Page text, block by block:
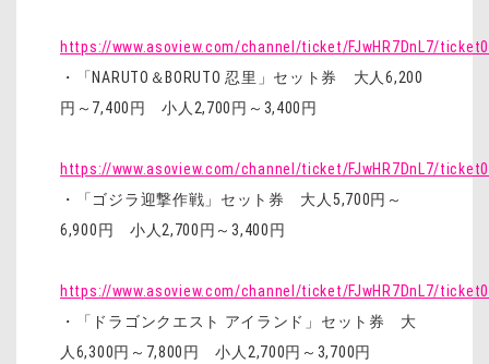
https://www.asoview.com/channel/ticket/FJwHR7DnL7/
・「NARUTO＆BORUTO 忍里」セット券 大人6,200
円～7,400円 小人2,700円～3,400円
https://www.asoview.com/channel/ticket/FJwHR7DnL7/
・「ゴジラ迎撃作戦」セット券 大人5,700円～
6,900円 小人2,700円～3,400円
https://www.asoview.com/channel/ticket/FJwHR7DnL7/
・「ドラゴンクエスト アイランド」セット券 大
人6,300円～7,800円 小人2,700円～3,700円